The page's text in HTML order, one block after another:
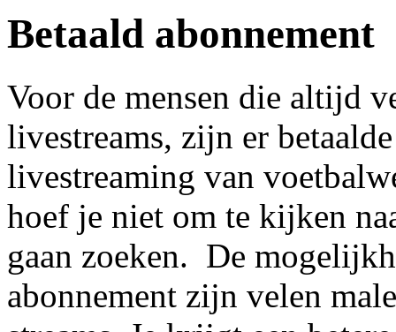
Betaald abonnement
Voor de mensen die altijd
livestreams, zijn er
livestreaming van
hoef je niet om te kijken
gaan zoeken. De
abonnement zijn velen